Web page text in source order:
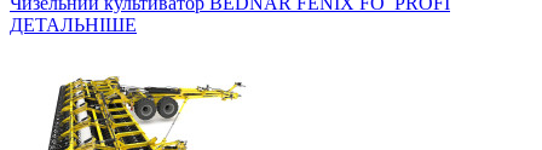
ДЕТАЛЬНІШЕ